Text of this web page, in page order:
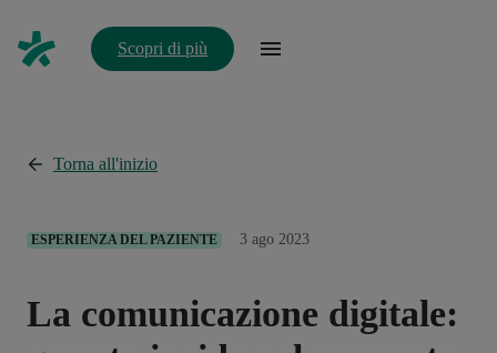
Scopri di più
Torna all'inizio
ESPERIENZA DEL PAZIENTE 3 ago 2023
La comunicazione digitale: